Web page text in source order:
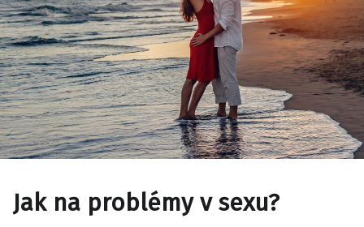
Jak na problémy v sexu?